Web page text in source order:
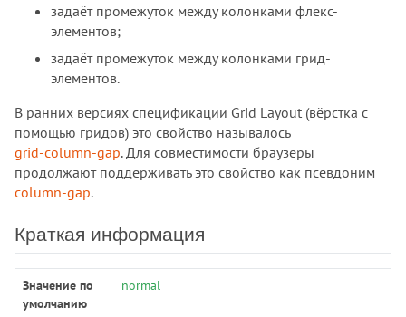
задаёт промежуток между колонками флекс-
элементов;
задаёт промежуток между колонками грид-
элементов.
В ранних версиях спецификации Grid Layout (вёрстка с
помощью гридов) это свойство называлось
grid-column-gap. Для совместимости браузеры
продолжают поддерживать это свойство как псевдоним
column-gap.
Краткая информация
Значение по
умолчанию
normal
!important
::backdrop
::first-letter
::grammar-error
::marker